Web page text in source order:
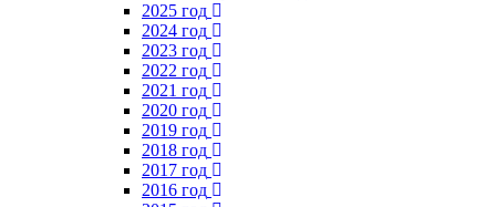
2025 год
2024 год
2023 год
2022 год
2021 год
2020 год
2019 год
2018 год
2017 год
2016 год